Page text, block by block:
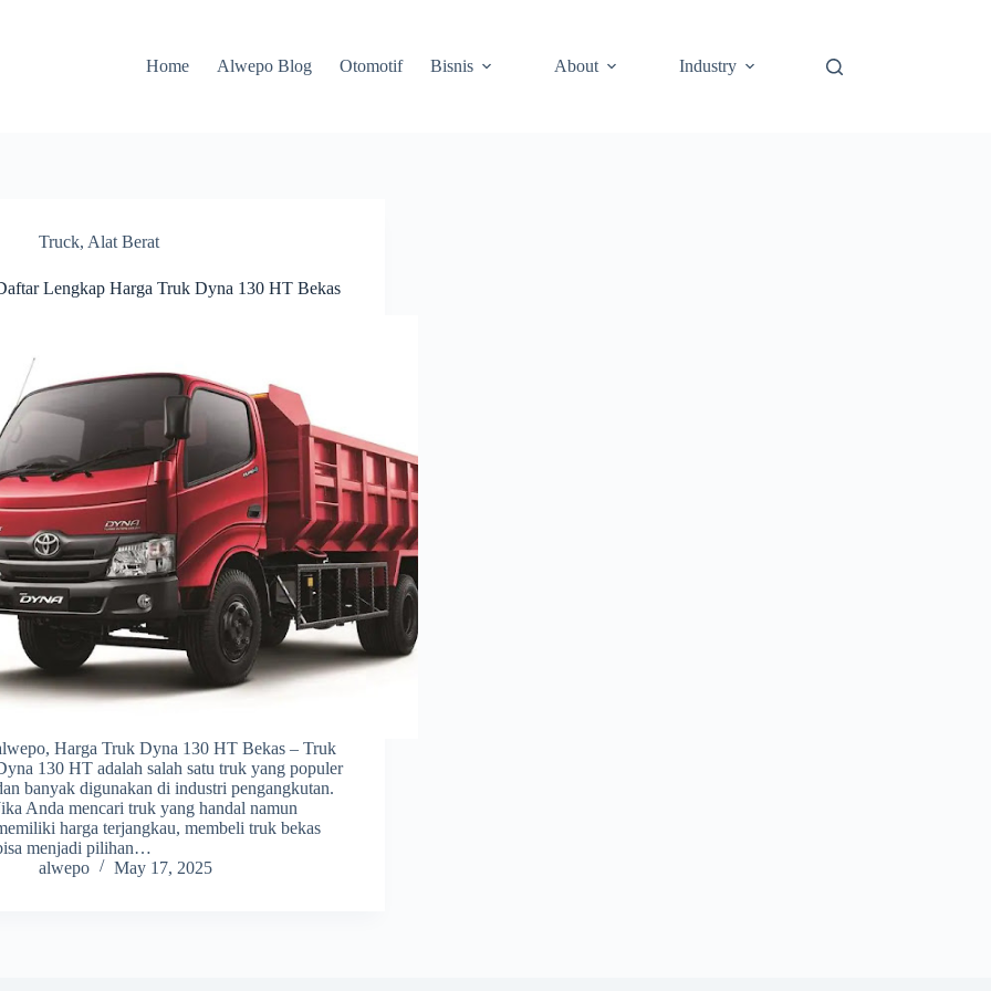
Home
Alwepo Blog Otomotif Bisnis About Industry
Truck, Alat Berat
Lengkap Harga Truk Dyna 130 HT Bekas
Harga Truk Dyna 130 HT Bekas – Truk
130 HT adalah salah satu truk yang populer
banyak digunakan di industri pengangkutan.
Anda mencari truk yang handal namun
harga terjangkau, membeli truk bekas
menjadi pilihan…
alwepo
May 17, 2025